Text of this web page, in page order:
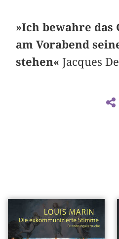
»Ich bewahre das
am Vorabend
stehen« Jacques